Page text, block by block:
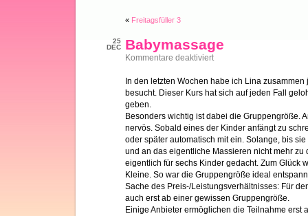
« Freitagsfüller 3
25
DEC
Babymassage
Kommentare deaktiviertfür
In den letzten Wochen habe ich Lina
besucht. Dieser Kurs hat sich auf jeden Fall
geben.
Besonders wichtig ist dabei die Gruppengröße.
nervös. Sobald eines der Kinder anfängt zu
oder später automatisch mit ein. Solange, bis
und an das eigentliche Massieren nicht mehr zu
eigentlich für sechs Kinder gedacht. Zum Glück
Kleine. So war die Gruppengröße ideal
Sache des Preis-/Leistungsverhältnisses: Für
auch erst ab einer gewissen Gruppengröße.
Einige Anbieter ermöglichen die Teilnahme erst